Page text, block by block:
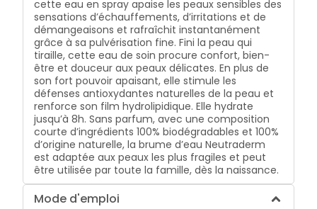
cette eau en spray apaise les peaux sensibles des
sensations d’échauffements, d’irritations et de
démangeaisons et rafraîchit instantanément
grâce à sa pulvérisation fine. Fini la peau qui
tiraille, cette eau de soin procure confort, bien-
être et douceur aux peaux délicates. En plus de
son fort pouvoir apaisant, elle stimule les
défenses antioxydantes naturelles de la peau et
renforce son film hydrolipidique. Elle hydrate
jusqu’à 8h. Sans parfum, avec une composition
courte d’ingrédients 100% biodégradables et 100%
d’origine naturelle, la brume d’eau Neutraderm
est adaptée aux peaux les plus fragiles et peut
être utilisée par toute la famille, dès la naissance.
Mode d'emploi